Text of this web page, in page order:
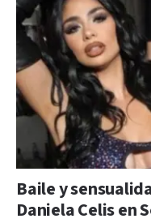
Baile y
Daniela Celis en